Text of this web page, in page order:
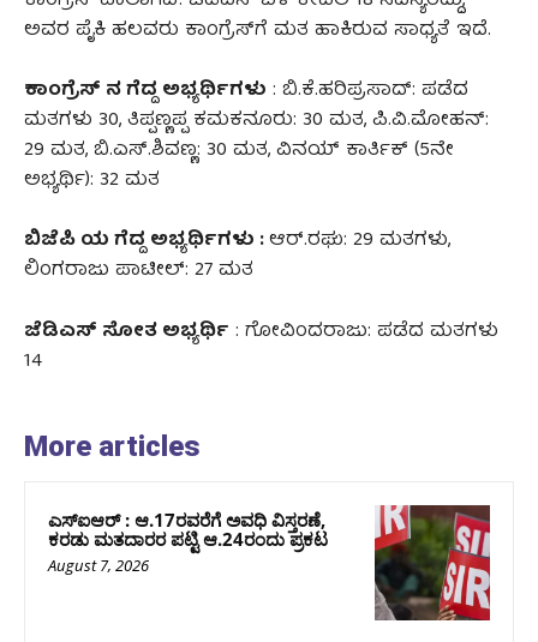
ಅವರ ಪೈಕಿ ಹಲವರು ಕಾಂಗ್ರೆಸ್‌ಗೆ ಮತ ಹಾಕಿರುವ ಸಾಧ್ಯತೆ ಇದೆ.
ಕಾಂಗ್ರೆಸ್‌ ನ ಗೆದ್ದ ಅಭ್ಯರ್ಥಿಗಳು : ಬಿ.ಕೆ.ಹರಿಪ್ರಸಾದ್‌: ಪಡೆದ
ಮತಗಳು 30, ತಿಪ್ಪಣ್ಣಪ್ಪ ಕಮಕನೂರು: 30 ಮತ, ಪಿ.ವಿ.ಮೋಹನ್‌:
29 ಮತ, ಬಿ.ಎಸ್‌.ಶಿವಣ್ಣ: 30 ಮತ, ವಿನಯ್‌ ಕಾರ್ತಿಕ್‌ (5ನೇ
ಅಭ್ಯರ್ಥಿ): 32 ಮತ
ಬಿಜೆಪಿ ಯ ಗೆದ್ದ ಅಭ್ಯರ್ಥಿಗಳು :ಆರ್‌.ರಘು: 29 ಮತಗಳು,
ಲಿಂಗರಾಜು ಪಾಟೀಲ್‌: 27 ಮತ
ಜೆಡಿಎಸ್‌ ಸೋತ ಅಭ್ಯರ್ಥಿ : ಗೋವಿಂದರಾಜು: ಪಡೆದ ಮತಗಳು
14
More articles
ಎಸ್‌ಐಆರ್‌ : ಆ.17ರವರೆಗೆ ಅವಧಿ ವಿಸ್ತರಣೆ,
ಕರಡು ಮತದಾರರ ಪಟ್ಟಿ ಆ.24ರಂದು ಪ್ರಕಟ
August 7, 2026